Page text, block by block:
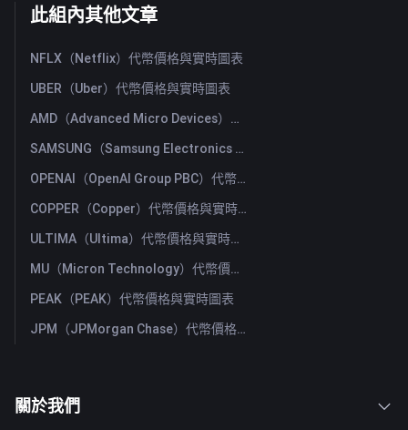
此組內其他文章
NFLX（Netflix）代幣價格與實時圖表
UBER（Uber）代幣價格與實時圖表
AMD（Advanced Micro Devices）代幣價格與實時圖表
SAMSUNG（Samsung Electronics Co., Ltd）代幣價格與實時圖表
OPENAI（OpenAI Group PBC）代幣價格與實時圖表
COPPER（Copper）代幣價格與實時圖表
ULTIMA（Ultima）代幣價格與實時圖表
MU（Micron Technology）代幣價格與實時圖表
PEAK（PEAK）代幣價格與實時圖表
JPM（JPMorgan Chase）代幣價格與實時圖表
關於我們